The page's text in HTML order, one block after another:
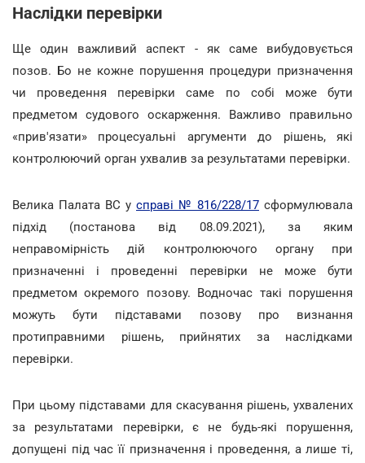
Наслідки перевірки
Ще один важливий аспект - як саме вибудовується
позов. Бо не кожне порушення процедури призначення
чи проведення перевірки саме по собі може бути
предметом судового оскарження. Важливо правильно
«прив'язати» процесуальні аргументи до рішень, які
контролюючий орган ухвалив за результатами перевірки.
Велика Палата ВС у справі № 816/228/17 сформулювала
підхід (постанова від 08.09.2021), за яким
неправомірність дій контролюючого органу при
призначенні і проведенні перевірки не може бути
предметом окремого позову. Водночас такі порушення
можуть бути підставами позову про визнання
протиправними рішень, прийнятих за наслідками
перевірки.
При цьому підставами для скасування рішень, ухвалених
за результатами перевірки, є не будь-які порушення,
допущені під час її призначення і проведення, а лише ті,